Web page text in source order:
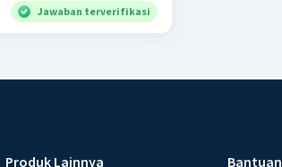
Jawaban terverifikasi
Produk Lainnya